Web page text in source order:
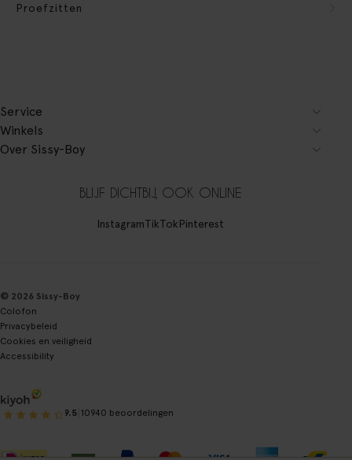
Proefzitten
Service
Winkels
Over Sissy-Boy
BLIJF DICHTBIJ, OOK ONLINE
InstagramTikTokPinterest
© 2026 Sissy-Boy
Colofon
Privacybeleid
Cookies en veiligheid
Accessibility
9.5 10940 beoordelingen